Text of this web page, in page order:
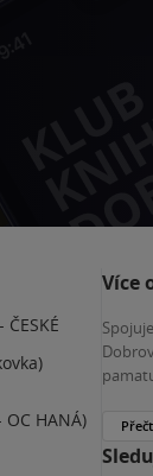
ČESKÉ
OC HANÁ)
Více